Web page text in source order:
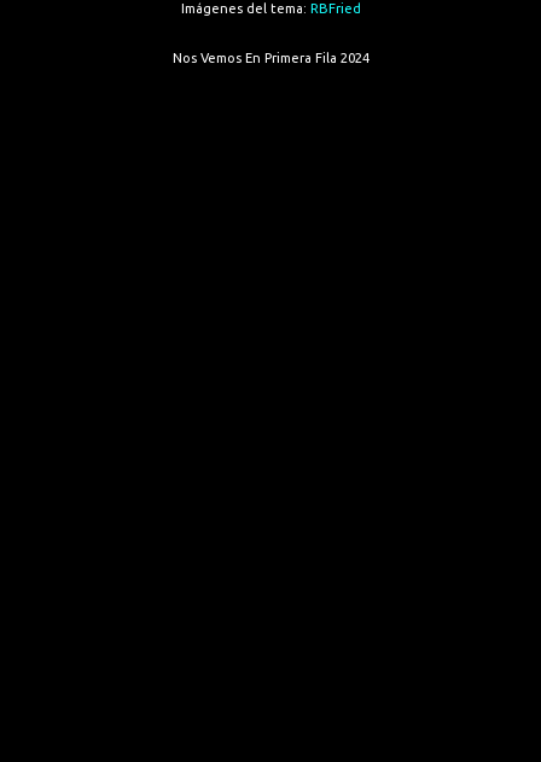
Imágenes del tema: RBFried
Nos Vemos En Primera Fila 2024